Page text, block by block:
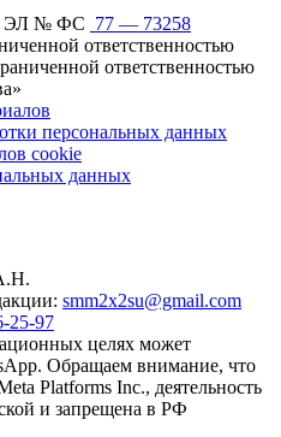
ЭЛ № ФС 77 — 73258
ответственностью
ответственностью
персональных данных
cookie
данных
smm2x2su@gmail.com
25-97
целях может
Обращаем внимание, что
Platforms Inc., деятельность
и запрещена в РФ